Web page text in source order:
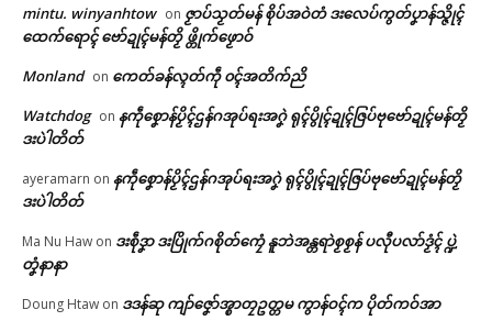
ပရိုၚ်လက္ကရဴအိုတ်
🏛 လညာတ်ပါ်ပဲါ
ကေတ်အဆက်
ဒပ်ပၞာန်ဗၟာအုပ်ဓလီုလဝ်ဂှ် နူဗော်ညဳ
သၟဟ်မန် ဂွံဒုင်ခါန်ကၞက် ဝန်ဇၞော်
April 7, 2026
ကၞက်ပ္တိုန် အဆံၚ်သ္ကိုပ်ဇမၞော်ဍုၚ်
တၟိ
In "ပရိုၚ်"
ပ္ဍဲဘာတန်သဇိုၚ်တွဵုရးဍုၚ်မန် သ္
ဂောံဗ္တောန်လိက်ပတ်မန် စဵုကဵု
Grade 5 မာန်ဂှ် ပ္တိုန်ထ္ၜး ပ္ဍဲကၠတ်
mintu. winyanhtow on ဇၟာပ်သၟတ်မန် စိုပ်အဝဲတံ ဒးလေပ်ကွတ်ပၞာန်သ္ဇိုၚ်
ထေက်ရောၚ် ဗော်ဍုၚ်မန်တၟိ ဖ္တိုက်ဖၟောဝ်
Monland on ကေတ်ခန်လ္ၚတ်ကဵု ၀ၚ်အတိက်ညိ
Watchdog on နကဵုစၞောန်ပၟိၚ်ဌန်ဂအုပ်ရးအဂၞဲ ရုၚ်ပွိုၚ်ဍုၚ်ဇြပ်ဗုဗော်ဍုၚ်မန်တၟိ
ဒးပဲါတိတ်
ayeramarn on နကဵုစၞောန်ပၟိၚ်ဌန်ဂအုပ်ရးအဂၞဲ ရုၚ်ပွိုၚ်ဍုၚ်ဇြပ်ဗုဗော်ဍုၚ်မန်တၟိ
ဒးပဲါတိတ်
Ma Nu Haw on ဒးစဵုဒၞာ ဒးပြိုက်ဂစိုတ်ကၠေံ နူဘဲအန္တရာဲစၟစၟန် ပလီုပလာ်ဒၟံၚ် ပ္ဍဲ
တၞံနာနာ
Doung Htaw on ဒဒန်ဆု ကျာ်ဇၞော်အ္စာတၠဥတ္တမ ကွာန်ဝၚ်က ပိုတ်ကဝ်အာ